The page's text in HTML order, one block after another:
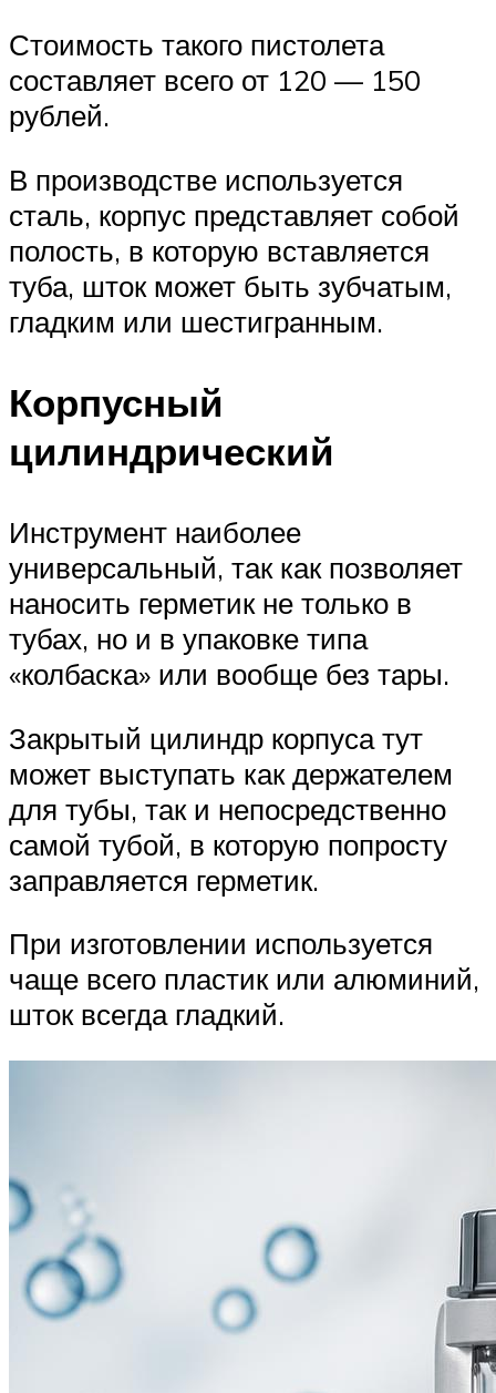
Стоимость такого пистолета
составляет всего от 120 — 150
рублей.
В производстве используется
сталь, корпус представляет собой
полость, в которую вставляется
туба, шток может быть зубчатым,
гладким или шестигранным.
Корпусный
цилиндрический
Инструмент наиболее
универсальный, так как позволяет
наносить герметик не только в
тубах, но и в упаковке типа
«колбаска» или вообще без тары.
Закрытый цилиндр корпуса тут
может выступать как держателем
для тубы, так и непосредственно
самой тубой, в которую попросту
заправляется герметик.
При изготовлении используется
чаще всего пластик или алюминий,
шток всегда гладкий.